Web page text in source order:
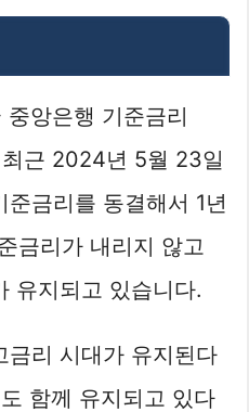
앙은행 기준금리
근 2024년 5월 23일
금리를 동결해서 1년
금리가 내리지 않고
유지되고 있습니다.
금리 시대가 유지된다
함께 유지되고 있다